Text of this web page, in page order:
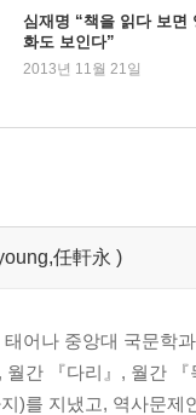
- 민족의 정기가 광주
' - 극우반공의 동굴에
국식 자본주의의 지양
- 조광조를 보내고 이
심재명 “책을 읽다 보면
화도 보인다”
2013년 11월 21일
任軒永 )
어나 중앙대 국문학
월간 『다리』, 월간
)를 지냈고, 역사문